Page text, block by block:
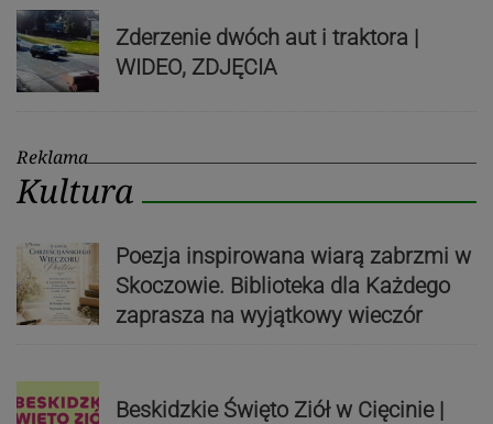
Zderzenie dwóch aut i traktora |
WIDEO, ZDJĘCIA
Reklama
Kultura
Poezja inspirowana wiarą zabrzmi w
Skoczowie. Biblioteka dla Każdego
zaprasza na wyjątkowy wieczór
Beskidzkie Święto Ziół w Cięcinie |